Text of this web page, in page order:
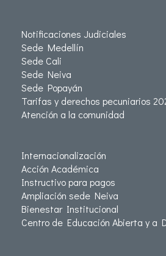
Notificaciones Judiciales
Sede Medellín
Sede Cali
Sede Neiva
Sede Popayán
Tarifas y derechos pecuniarios
Atención a la comunidad
Internacionalización
Acción Académica
Instructivo para pagos
Ampliación sede Neiva
Bienestar Institucional
Centro de Educación Abierta y a